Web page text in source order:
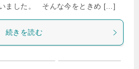
ました。 そんな今をときめ […]
続きを読む